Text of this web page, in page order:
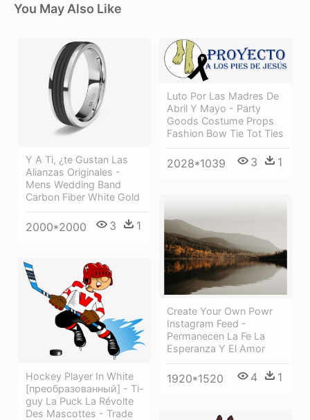
You May Also Like
Y A Ti, ¿te Gustan Las
Alianzas Originales -
Mens Wedding Band
Carbon Fiber White Gold
2000*2000 3 1
Luto Por Las Madres De
Abril Y Mayo - Party
Goods Costume Props
Fashion Bow Tie Tot Ties
2028*1039 3 1
Create Your Own Powr
Instagram Feed -
Permanecen La Fe La
Esperanza Y El Amor
1920*1520 4 1
Hockey Player In White
[преобразованный] - Ti-
guy La Puck La Révolte
Des Mascottes - Trade